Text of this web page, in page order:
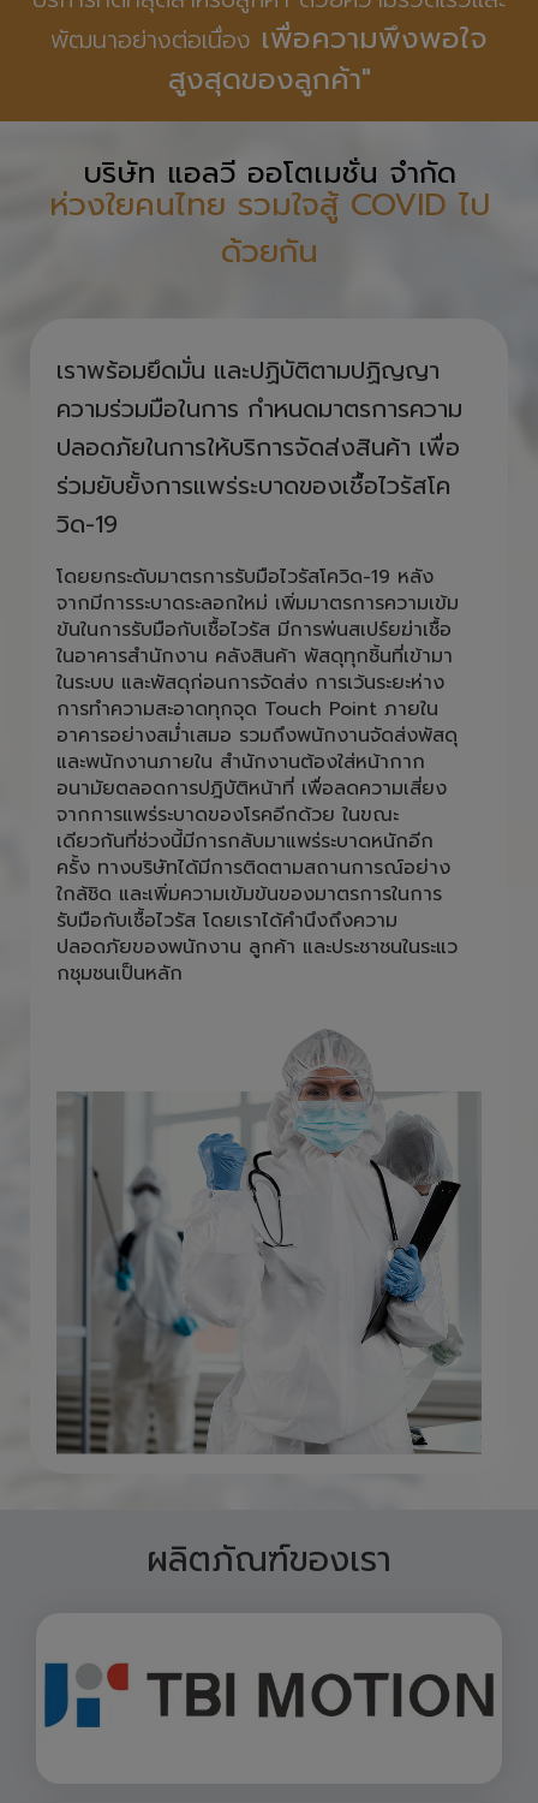
“มุ่งมั่นจัดจำหน่ายสินค้าคุณภาพและให้
บริการที่ดีที่สุดสำหรับลูกค้า ด้วยความรวดเร็วและ
พัฒนาอย่างต่อเนื่อง
เพื่อความพึงพอใจ
สูงสุดของลูกค้า"
บริษัท แอลวี ออโตเมชั่น จำกัด
ห่วงใยคนไทย รวมใจสู้ COVID ไป
เราพร้อมยึดมั่น และปฏิบัติตามปฏิญญา
ความร่วมมือในการ กำหนดมาตรการความ
ปลอดภัยในการให้บริการจัดส่งสินค้า เพื่อ
วิด-19
โดยยกระดับมาตรการรับมือไวรัสโควิด-19 หลัง
จากมีการระบาดระลอกใหม่ เพิ่มมาตรการความเข้ม
ข้นในการรับมือกับเชื้อไวรัส มีการพ่นสเปร์ยฆ่าเชื้อ
ในอาคารสำนักงาน คลังสินค้า พัสดุทุกชิ้นที่เข้ามา
ในระบบ และพัสดุก่อนการจัดส่ง การเว้นระยะห่าง
การทำความสะอาดทุกจุด Touch Point ภายใน
อาคารอย่างสม่ำเสมอ รวมถึงพนักงานจัดส่งพัสดุ
และพนักงานภายใน สำนักงานต้องใส่หน้ากาก
อนามัยตลอดการปฎิบัติหน้าที่ เพื่อลดความเสี่ยง
จากการแพร่ระบาดของโรคอีกด้วย ในขณะ
เดียวกันที่ช่วงนี้มีการกลับมาแพร่ระบาดหนักอีก
ครั้ง ทางบริษัทได้มีการติดตามสถานการณ์อย่าง
ใกล้ชิด และเพิ่มความเข้มข้นของมาตรการในการ
รับมือกับเชื้อไวรัส โดยเราได้คำนึงถึงความ